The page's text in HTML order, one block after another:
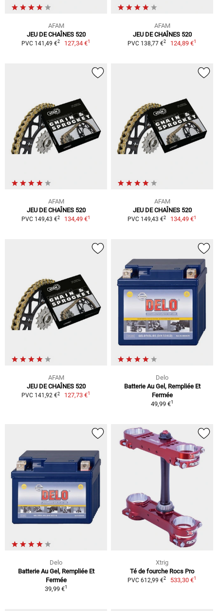
AFAM
JEU DE CHAÎNES 520
PVC 141,49 €2 127,34 €1
AFAM
JEU DE CHAÎNES 520
PVC 138,77 €2 124,89 €1
AFAM
JEU DE CHAÎNES 520
PVC 149,43 €2 134,49 €1
AFAM
JEU DE CHAÎNES 520
PVC 149,43 €2 134,49 €1
AFAM
JEU DE CHAÎNES 520
PVC 141,92 €2 127,73 €1
Delo
Batterie Au Gel, Rempliée Et
Fermée
49,99 €1
Delo
Batterie Au Gel, Rempliée Et
Fermée
39,99 €1
Xtrig
Té de fourche Rocs Pro
PVC 612,99 €2 533,30 €1